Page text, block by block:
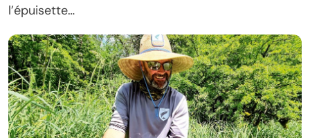
l’épuisette…